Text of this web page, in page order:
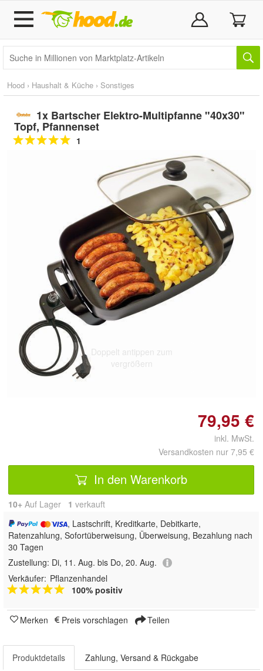
Hood › Haushalt & Küche › Sonstiges
1x Bartscher Elektro-Multipfanne "40x30"
Topf, Pfannenset
1
Doppelt antippen zum
vergrößern
79,95 €
inkl. MwSt.
Versandkosten nur 7,95 €
In den Warenkorb
10+ Auf Lager 1 verkauft
, Lastschrift, Kreditkarte, Debitkarte,
Ratenzahlung, Sofortüberweisung, Überweisung, Bezahlung nach
30 Tagen
Zustellung: Di, 11. Aug. bis Do, 20. Aug.
Verkäufer: Pflanzenhandel
100% positiv
Merken Preis vorschlagen Teilen
Produktdetails Zahlung, Versand & Rückgabe